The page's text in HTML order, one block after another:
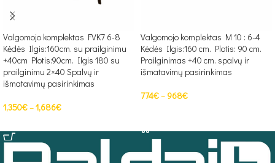
Valgomojo komplektas FVK7 6-8
Kėdės Ilgis:160cm. su prailginimu
+40cm Plotis:90cm. Ilgis 180 su
prailginimu 2×40 Spalvų ir
išmatavimų pasirinkimas
1,350€–1,686€
Valgomojo komplektas M 10 : 6-4
Kėdės Ilgis:160 cm. Plotis: 90 cm.
Prailginimas +40 cm. spalvų ir
išmatavimų pasirinkimas
774€– 968€